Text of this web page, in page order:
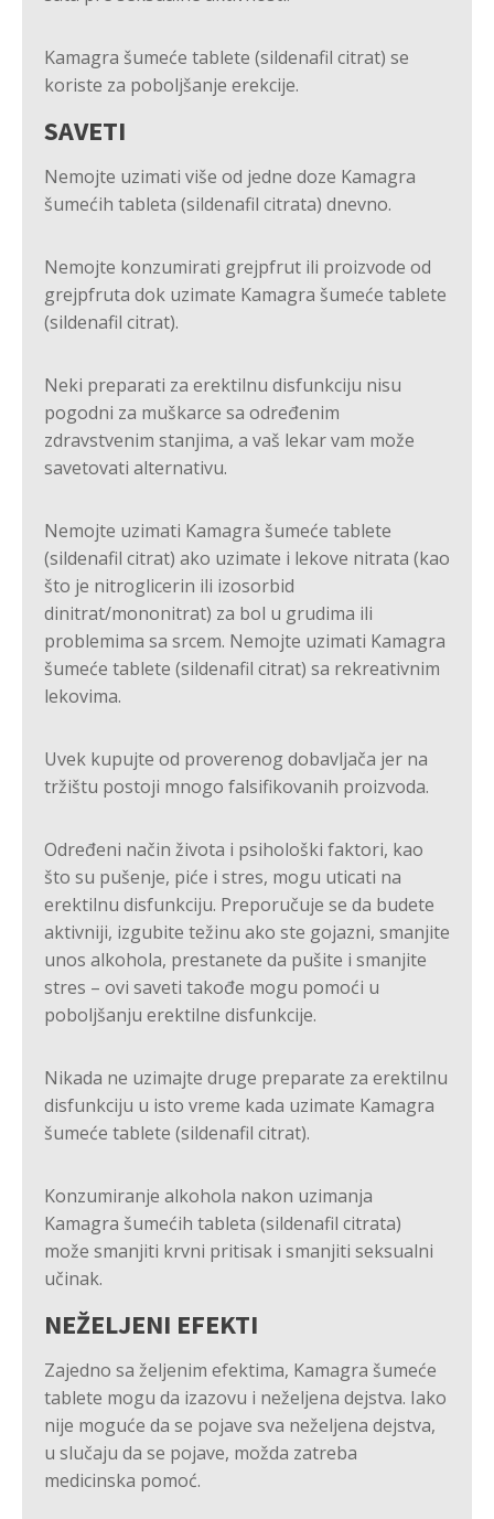
Kamagra šumeće tablete (sildenafil citrat) se
koriste za poboljšanje erekcije.
SAVETI
Nemojte uzimati više od jedne doze Kamagra
šumećih tableta (sildenafil citrata) dnevno.
Nemojte konzumirati grejpfrut ili proizvode od
grejpfruta dok uzimate Kamagra šumeće tablete
(sildenafil citrat).
Neki preparati za erektilnu disfunkciju nisu
pogodni za muškarce sa određenim
zdravstvenim stanjima, a vaš lekar vam može
savetovati alternativu.
Nemojte uzimati Kamagra šumeće tablete
(sildenafil citrat) ako uzimate i lekove nitrata (kao
što je nitroglicerin ili izosorbid
dinitrat/mononitrat) za bol u grudima ili
problemima sa srcem. Nemojte uzimati Kamagra
šumeće tablete (sildenafil citrat) sa rekreativnim
lekovima.
Uvek kupujte od proverenog dobavljača jer na
tržištu postoji mnogo falsifikovanih proizvoda.
Određeni način života i psihološki faktori, kao
što su pušenje, piće i stres, mogu uticati na
erektilnu disfunkciju. Preporučuje se da budete
aktivniji, izgubite težinu ako ste gojazni, smanjite
unos alkohola, prestanete da pušite i smanjite
stres – ovi saveti takođe mogu pomoći u
poboljšanju erektilne disfunkcije.
Nikada ne uzimajte druge preparate za erektilnu
disfunkciju u isto vreme kada uzimate Kamagra
šumeće tablete (sildenafil citrat).
Konzumiranje alkohola nakon uzimanja
Kamagra šumećih tableta (sildenafil citrata)
može smanjiti krvni pritisak i smanjiti seksualni
učinak.
NEŽELJENI EFEKTI
Zajedno sa željenim efektima, Kamagra šumeće
tablete mogu da izazovu i neželjena dejstva. Iako
nije moguće da se pojave sva neželjena dejstva,
u slučaju da se pojave, možda zatreba
medicinska pomoć.